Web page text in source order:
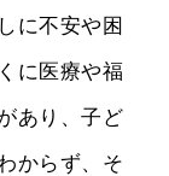
に不安や困
に医療や福
あり、子ど
からず、そ